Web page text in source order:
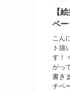
【
ベ
こん
ト描
す！
がっ
書き
チベ